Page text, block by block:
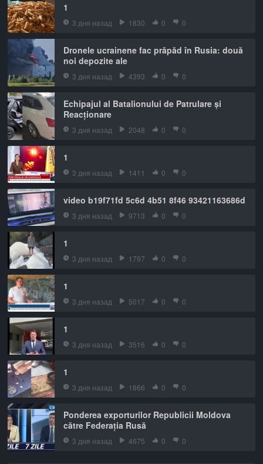
1
3 дня назад 1830 0 0
Dronele ucrainene fac prăpăd în Rusia: două
noi depozite ale
3 дня назад 4393 0 0
Echipajul al Batalionului de Patrulare și
Reacționare
3 дня назад 2048 0 0
1
3 дня назад 1411 0 0
video b19f71fd 5c6d 4b51 8f46 93421163686d
3 дня назад 9713 0 0
1
3 дня назад 1797 0 0
1
3 дня назад 5017 0 0
1
3 дня назад 3516 0 0
1
3 дня назад 1866 0 0
Ponderea exporturilor Republicii Moldova
către Federația Rusă
3 дня назад 4675 0 0